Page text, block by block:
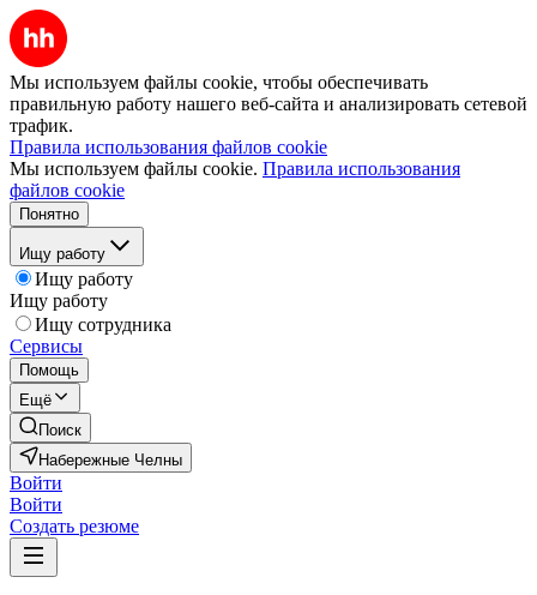
Мы используем файлы cookie, чтобы обеспечивать
правильную работу нашего веб-сайта и анализировать сетевой
трафик.
Правила использования файлов cookie
Мы используем файлы cookie. Правила использования
файлов cookie
Понятно
Ищу работу
Ищу работу
Ищу работу
Ищу сотрудника
Сервисы
Помощь
Ещё
Поиск
Набережные Челны
Войти
Войти
Создать резюме